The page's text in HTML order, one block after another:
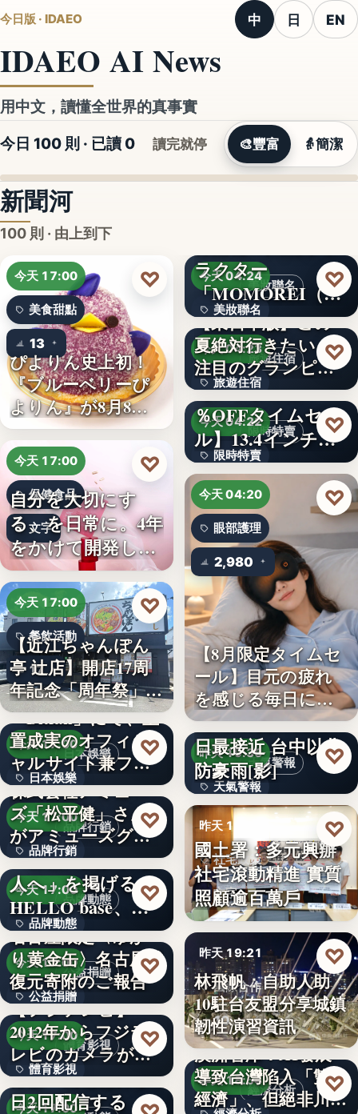
今日版 · IDAEO 中 日 EN
IDAEO AI News
用中文，讀懂全世界的真事實
今日 100 則 · 已讀 0 讀完就停 🎨豐富 👵簡潔
新聞河
100 則 · 由上到下
今天 17:00
美食甜點
13
ぴよりん史上初！
『ブルーベリーぴ
よりん』が8月8日
「ブル…
♡
今天 17:00
保健食品
文字
自分を大切にす
る、を日常に。4年
をかけて開発した
女性のた…
♡
今天 17:00
餐飲活動
17
【近江ちゃんぽん
亭 辻店】開店17周
年記念「周年祭」開
催…
♡
日本娛樂
今天 17:00
日本娛樂
730円
「Bitfan」にて、玉
置成実のオフィシ
ャルサイト兼フ
ァ…
♡
品牌行銷
今天 17:00
品牌行銷
1,200億円
株式会社アミュー
ズ「松平健」さん
がアミューズグル
ープ ス…
♡
品牌動態
今天 17:00
品牌動態
文字
「社長に買われる
人へ」を掲げる
HELLO base、創
業…
♡
公益捐贈
今天 17:00
公益捐贈
4,550,085
名古屋限定〈ゆか
り黄金缶〉名古屋城
復元寄附のご報告
♡
體育影視
今天 17:00
體育影視
99
【フジテレビ】
2012年からフジテ
レビのカメラが追
い続け…
♡
今天 17:00
俳優・高橋健介が1
日2回配信する
美妝聯名
今天 04:24
美妝聯名
文字
ラクター
「MOMOREI（モ
モレイ）」が…
♡
旅遊住宿
今天 04:23
旅遊住宿
10
【東日本版】この
夏絶対行きたい！
注目のグランピン
グ施設…
♡
限時特賣
今天 04:22
限時特賣
文字
【アマゾン30
％OFFタイムセー
ル】13.4インチ大
画面…
♡
今天 04:20
眼部護理
2,980
【8月限定タイムセ
ール】目元の疲れ
を感じる毎日に。3
段階…
♡
天氣警報
昨天 19:36
天氣警報
文字
颱風白海豚8日及9
日最接近 台中以北
防豪雨[影]
♡
昨天 19:26
社宅政策
文字
國土署：多元興辦
社宅滾動精進 實質
照顧逾百萬戶
♡
昨天 19:21
國際合作
10
林飛帆：自助人助
10駐台友盟分享城鎮
韌性演習資訊
♡
經濟分析
昨天 18:54
澳洲智庫：AI發展
導致台灣陷入「雙速
經濟」、但絕非川普
♡